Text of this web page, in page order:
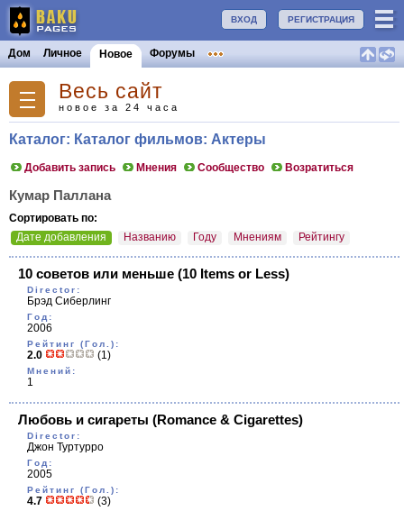
РЕГИСТРАЦИЯ
ВХОД
Дом Личное Новое Форумы
Весь сайт
новое за 24 часа
Каталог: Каталог фильмов: Актеры
Добавить запись Мнения Сообщество Возратиться
Кумар Паллана
Сортировать по:
Дате добавления
Названию Году Мнениям Рейтингу
10 советов или меньше (10 Items or Less)
Director:
Брэд Сиберлинг
Год:
2006
Рейтинг (Гол.):
2.0 (1)
Мнений:
1
Любовь и сигареты (Romance & Cigarettes)
Director:
Джон Туртурро
Год:
2005
Рейтинг (Гол.):
4.7 (3)